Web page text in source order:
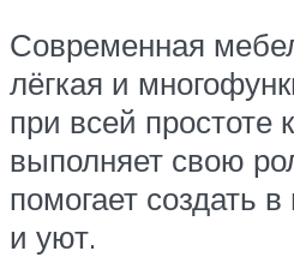
Современная
лёгкая и
при всей простоте
выполняет свою
помогает создать
и уют.